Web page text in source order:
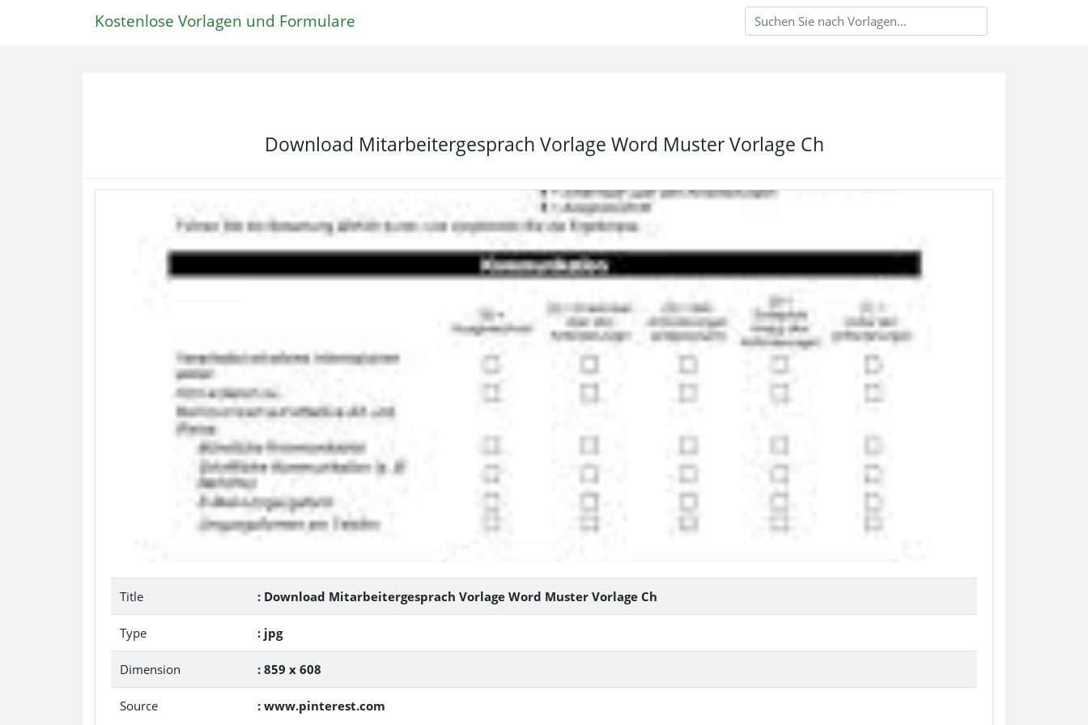
Kostenlose Vorlagen und Formulare
Download Mitarbeitergesprach Vorlage Word Muster Vorlage Ch
Title : Download Mitarbeitergesprach Vorlage Word Muster Vorlage Ch
Type : jpg
Dimension : 859 x 608
Source : www.pinterest.com